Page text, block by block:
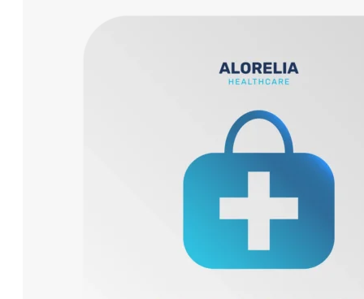
Wundcremes & Spray
Pen Nadeln
Stechhilfen